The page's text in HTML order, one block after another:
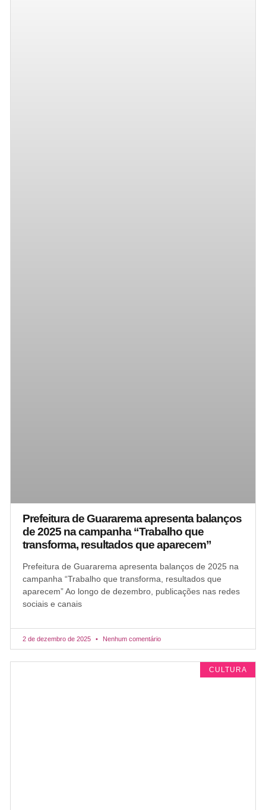
Prefeitura de Guararema apresenta balanços
de 2025 na campanha “Trabalho que
transforma, resultados que aparecem”
Prefeitura de Guararema apresenta balanços de 2025 na
campanha “Trabalho que transforma, resultados que
aparecem” Ao longo de dezembro, publicações nas redes
sociais e canais
2 de dezembro de 2025 Nenhum comentário
CULTURA